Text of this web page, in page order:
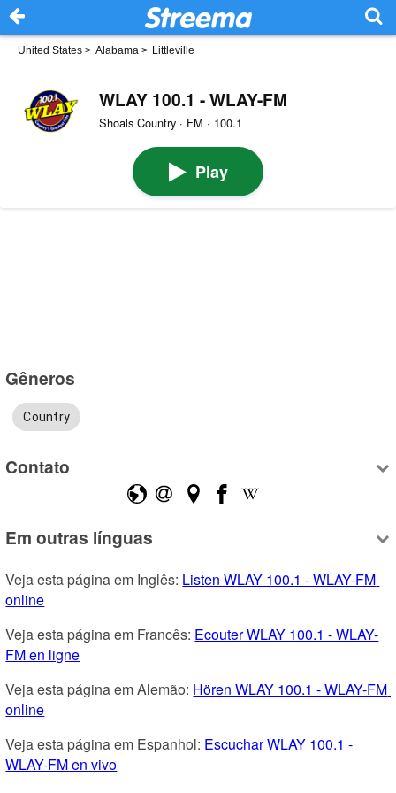
United States > Alabama > Littleville
WLAY 100.1 - WLAY-FM
Shoals Country · FM · 100.1
Play
Gêneros
Country
Contato
Em outras línguas
Veja esta página em Inglês: Listen WLAY 100.1 - WLAY-FM
online
Veja esta página em Francês: Ecouter WLAY 100.1 - WLAY-
FM en ligne
Veja esta página em Alemão: Hören WLAY 100.1 - WLAY-FM
online
Veja esta página em Espanhol: Escuchar WLAY 100.1 -
WLAY-FM en vivo